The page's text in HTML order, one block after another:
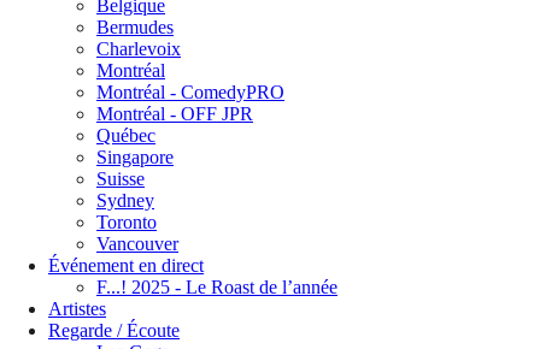
Belgique
Bermudes
Charlevoix
Montréal
Montréal - ComedyPRO
Montréal - OFF JPR
Québec
Singapore
Suisse
Sydney
Toronto
Vancouver
Événement en direct
F...! 2025 - Le Roast de l’année
Artistes
Regarde / Écoute